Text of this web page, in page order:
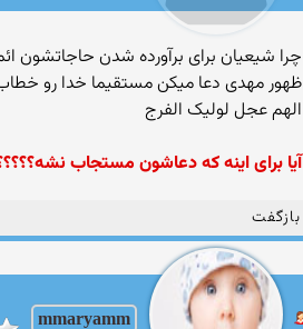
چرا شیعیان برای برآورده شدن حاجاتشون
ظهور مهدی دعا میکن مستقیما خدا رو خطاب
الهم عجل لولیک الفرج
آیا برای اینه که دعاشون مستجاب
بازگفت
mmaryamm